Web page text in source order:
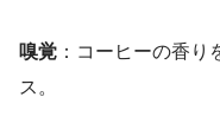
嗅覚 ：コーヒーの香
ス。